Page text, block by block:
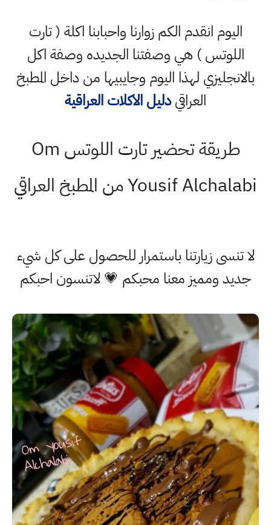
اليوم انقدم الكم زوارنا واحبابنا اكلة ( تارت
اللوتس ) هي وصفتنا الجديده وصفة اكل
بالانجليزي لهذا اليوم وجايبيها من داخل المطبخ
العراقيدليل الاكلات العراقية
طريقة تحضير تارت اللوتس Om
Yousif Alchalabi من المطبخ العراقي
لا تنسى زيارتنا باستمرار للحصول على كل شيء
جديد ومميز معنا محبكم 💗 لاتنسون احبكم